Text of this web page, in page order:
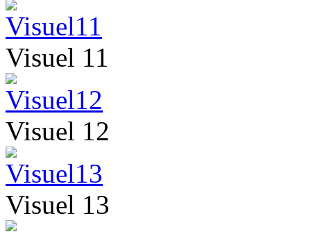
Visuel 11
Visuel 12
Visuel 13